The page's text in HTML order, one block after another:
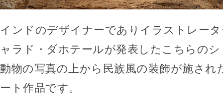
インドのデザイナーでありイラストレー
ャラド・ダホテールが発表したこちらの
動物の写真の上から民族風の装飾が施され
ート作品です。